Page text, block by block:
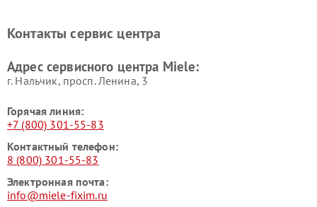
Miele
Miele
пылесосов Miele
Контакты сервис центра
Адрес сервисного центра Miele:
г. Нальчик, просп. Ленина, 3
Горячая линия:
+7 (800) 301-55-83
Контактный телефон:
8 (800) 301-55-83
Электронная почта:
info@miele-fixim.ru